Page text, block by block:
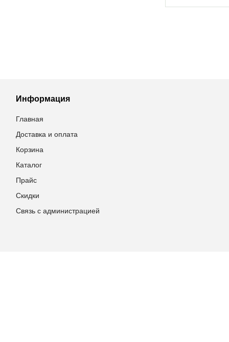
Информация
Главная
Доставка и оплата
Корзина
Каталог
Прайс
Скидки
Связь с администрацией